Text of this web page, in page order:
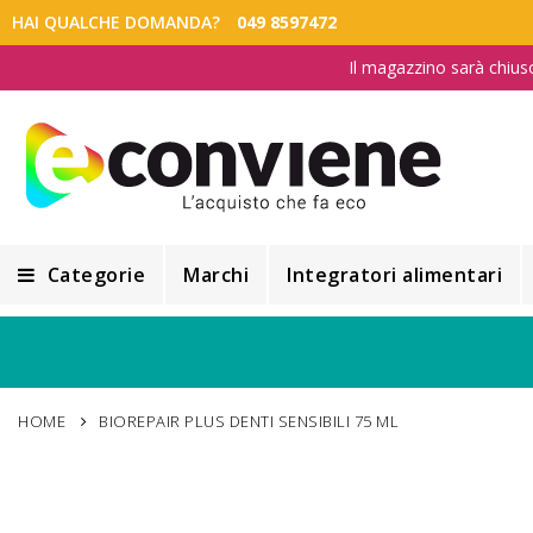
HAI QUALCHE DOMANDA? 049 8597472
Il magazzino sarà
Categorie
Alimentazione e Dietetica
Marchi Integratori alimentari
HOME BIOREPAIR PLUS DENTI SENSIBILI 75 ML